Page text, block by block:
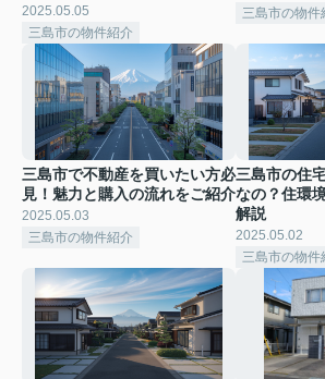
2025.05.05
三島市の物件紹介
三島市の物件
三島市で不動産を買いたい方必
見！魅力と購入の流れをご紹介
2025.05.03
三島市の物件紹介
三島市の住
なの？住環
解説
2025.05.02
三島市の物件